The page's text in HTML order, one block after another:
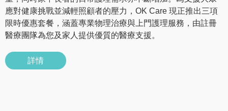
應對健康挑戰並減輕照顧者的壓力，OK Care 現正推出三項
限時優惠套餐，涵蓋專業物理治療與上門護理服務，由註冊
醫療團隊為您及家人提供優質的醫療支援。
詳情